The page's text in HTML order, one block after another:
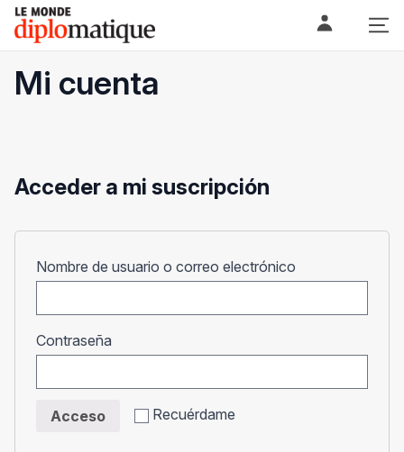
Skip
content
Le monde diplomatique
Mi cuenta
Acceder a mi suscripción
Nombre de usuario o correo electrónico
Contraseña
Recuérdame
Acceso